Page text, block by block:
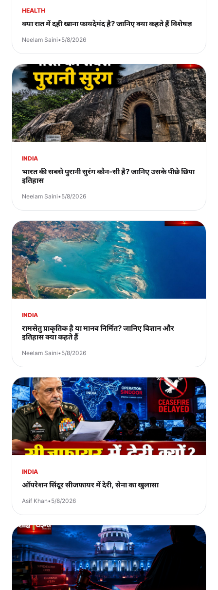
HEALTH
क्या रात में दही खाना फायदेमंद है? जानिए क्या कहते हैं विशेषज्ञ
Neelam Saini•5/8/2026
INDIA
भारत की सबसे पुरानी सुरंग कौन-सी है? जानिए उसके पीछे छिपा
इतिहास
Neelam Saini•5/8/2026
INDIA
रामसेतु प्राकृतिक है या मानव निर्मित? जानिए विज्ञान और
इतिहास क्या कहते हैं
Neelam Saini•5/8/2026
INDIA
ऑपरेशन सिंदूर सीजफायर में देरी, सेना का खुलासा
Asif Khan•5/8/2026